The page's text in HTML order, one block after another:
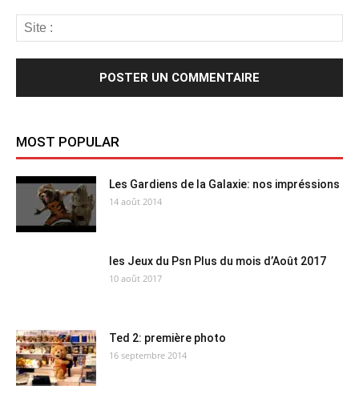
MOST POPULAR
Les Gardiens de la Galaxie: nos impréssions
14 août 2014
les Jeux du Psn Plus du mois d’Août 2017
10 août 2017
Ted 2: première photo
16 septembre 2014